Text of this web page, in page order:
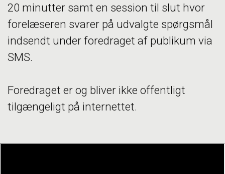
20 minutter samt en session til slut hvor
forelæseren svarer på udvalgte spørgsmål
indsendt under foredraget af publikum via
SMS.
Foredraget er og bliver ikke offentligt
tilgængeligt på internettet.